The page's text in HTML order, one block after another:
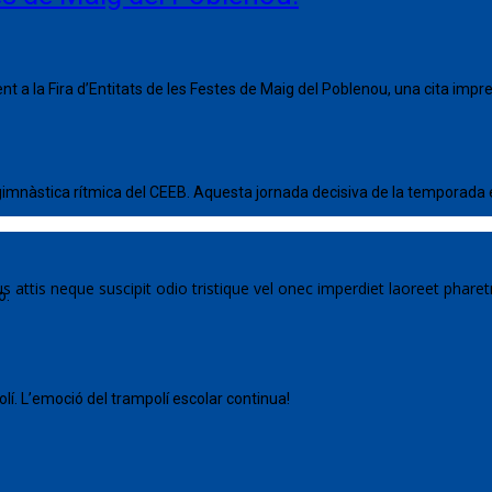
attis neque suscipit odio tristique vel onec imperdiet laoreet
a la Fira d’Entitats de les Festes de Maig del Poblenou, una cita
rítmica del CEEB. Aquesta jornada decisiva de la temporada
L’emoció del trampolí escolar continua!